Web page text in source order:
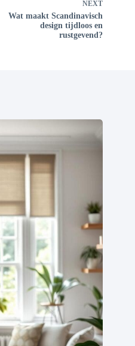
NEXT
Wat maakt Scandinavisch
design tijdloos en
rustgevend?